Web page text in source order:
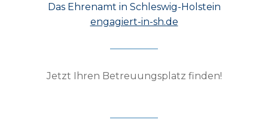
Das Ehrenamt in Schleswig-Holstein
engagiert-in-sh.de
Jetzt Ihren Betreuungsplatz finden!